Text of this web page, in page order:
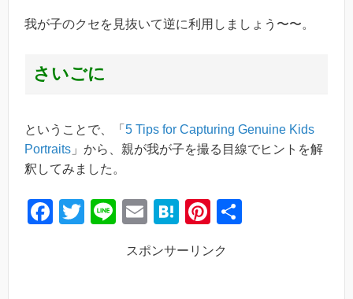
我が子のクセを見抜いて逆に利用しましょう〜〜。
さいごに
ということで、「 5 Tips for Capturing Genuine Kids
Portraits 」から、親が我が子を撮る目線でヒントを解
釈してみました。
F
T
Li
e
E
ail
H
e
Pi
er
スポンサーリンク